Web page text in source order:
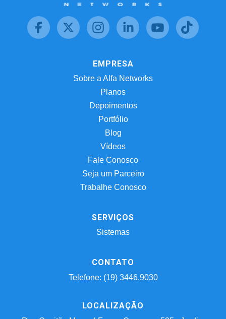
EMPRESA
Sobre a Alfa Networks
Planos
Depoimentos
Portfólio
Blog
Vídeos
Fale Conosco
Seja um Parceiro
Trabalhe Conosco
SERVIÇOS
Sistemas
CONTATO
Telefone: (19) 3446.9030
LOCALIZAÇÃO